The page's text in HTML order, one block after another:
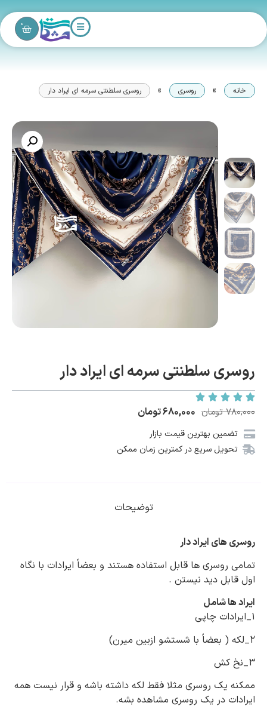
0
خانه » روسری » روسری سلطنتی سرمه ای ایراد دار
روسری سلطنتی سرمه ای ایراد دار
۷۸۰,۰۰۰ تومان ۶۸۰,۰۰۰تومان
تضمین بهترین قیمت بازار
تحویل سریع در کمترین زمان ممکن
توضیحات
روسری های ایراد دار
تمامی روسری ها قابل استفاده هستند و بعضاً ایرادات با نگاه
اول قابل دید نیستن .
ایراد ها شامل
۱_ایرادات چاپی
۲_لکه ( بعضاً با شستشو ازبین میرن)
۳_نخ کش
ممکنه یک روسری مثلا فقط لکه داشته باشه و قرار نیست همه
ایرادات در یک روسری مشاهده بشه.